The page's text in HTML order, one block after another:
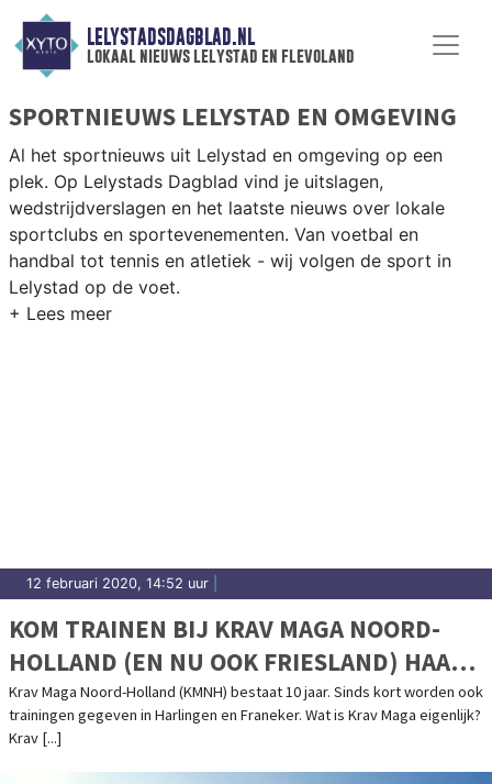
LELYSTADSDAGBLAD.NL
lokaal nieuws lelystad en flevoland
SPORTNIEUWS LELYSTAD EN OMGEVING
Al het sportnieuws uit Lelystad en omgeving op een
plek. Op Lelystads Dagblad vind je uitslagen,
wedstrijdverslagen en het laatste nieuws over lokale
sportclubs en sportevenementen. Van voetbal en
handbal tot tennis en atletiek - wij volgen de sport in
Lelystad op de voet.
12 februari 2020, 14:52 uur
KOM TRAINEN BIJ KRAV MAGA NOORD-
HOLLAND (EN NU OOK FRIESLAND) HAAL
IN ZES DAGEN JE EERSTE GRADATIE!
Krav Maga Noord-Holland (KMNH) bestaat 10 jaar. Sinds kort worden ook
trainingen gegeven in Harlingen en Franeker. Wat is Krav Maga eigenlijk?
Krav [...]